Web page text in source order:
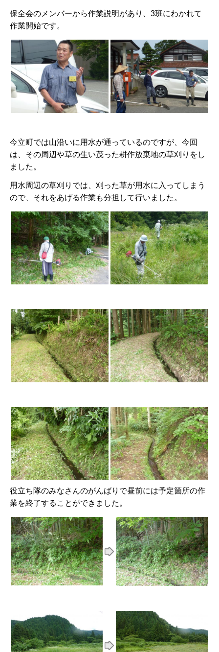
保全会のメンバーから作業説明があり、3班にわかれて
作業開始です。
今立町では山沿いに用水が通っているのですが、今回
は、その周辺や草の生い茂った耕作放棄地の草刈りをし
ました。
用水周辺の草刈りでは、刈った草が用水に入ってしまう
ので、それをあげる作業も分担して行いました。
役立ち隊のみなさんのがんばりで昼前には予定箇所の作
業を終了することができました。